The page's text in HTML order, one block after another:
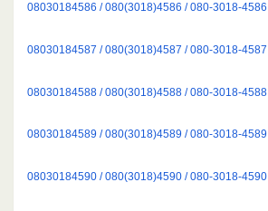
08030184586 / 080(3018)4586 / 080-3018-4586
08030184587 / 080(3018)4587 / 080-3018-4587
08030184588 / 080(3018)4588 / 080-3018-4588
08030184589 / 080(3018)4589 / 080-3018-4589
08030184590 / 080(3018)4590 / 080-3018-4590